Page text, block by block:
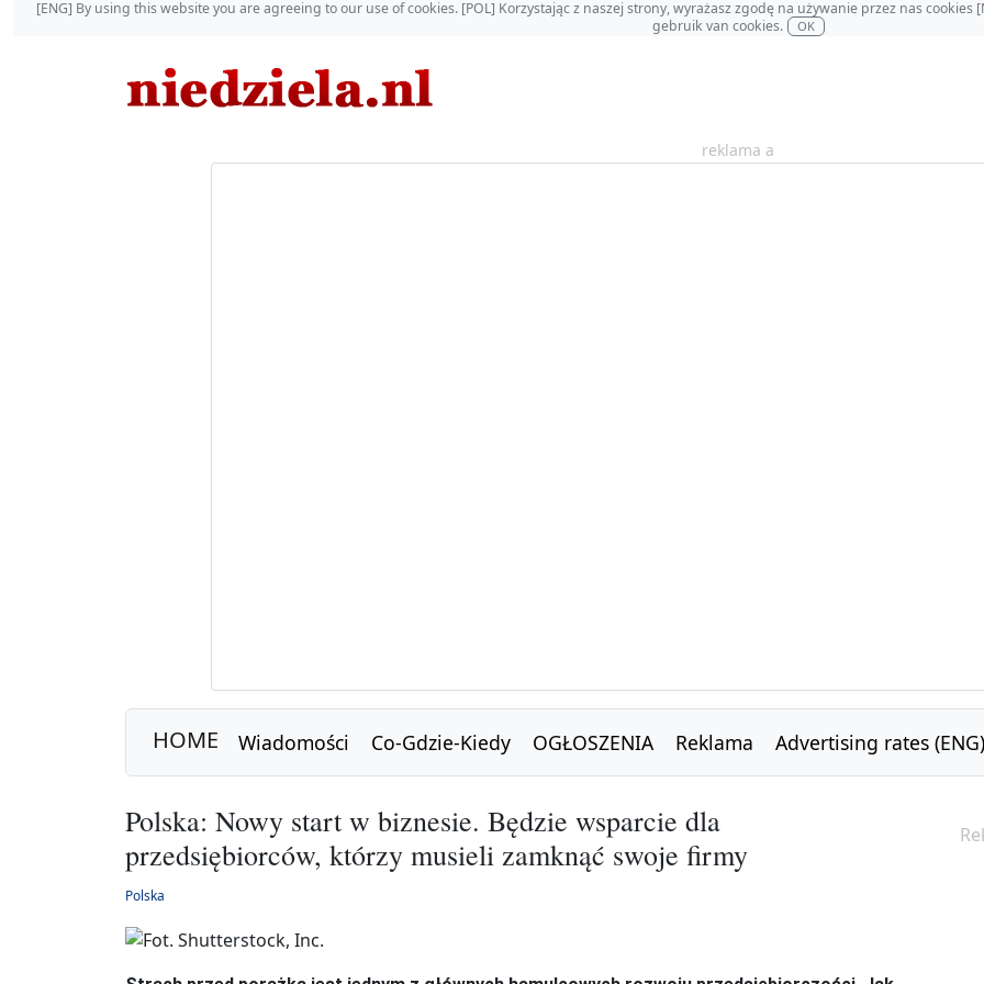
[ENG] By using this website you are agreeing to our use of cookies. [POL] Korzystając z naszej strony, wyrażasz zgodę na używanie przez nas
gebruik van cookies.
OK
reklama a
HOME Wiadomości Co-Gdzie-Kiedy OGŁOSZENIA Reklama Advertising rates (ENG)
Polska: Nowy start w biznesie. Będzie wsparcie dla
przedsiębiorców, którzy musieli zamknąć swoje firmy
Polska